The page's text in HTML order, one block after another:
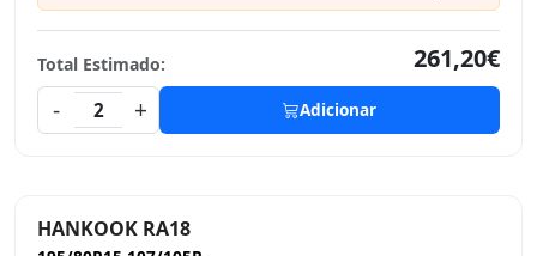
Total Estimado:
261,20€
-
2 + Adicionar
HANKOOK RA18